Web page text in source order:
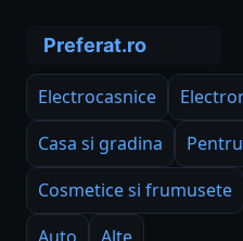
Electrocasnice
Casa si gradina
Cosmetice si frumusete